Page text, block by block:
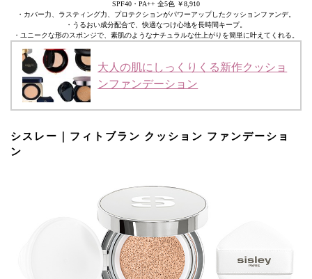
SPF40・PA++ 全5色 ￥8,910
・カバー力、ラスティング力、プロテクションがパワーアップしたクッションファンデ。
・うるおい成分配合で、快適なつけ心地を長時間キープ。
・ユニークな形のスポンジで、素肌のようなナチュラルな仕上がりを簡単に叶えてくれる。
大人の肌にしっくりくる新作クッショ
ンファンデーション
シスレー｜フィトブラン クッション ファンデーショ
ン